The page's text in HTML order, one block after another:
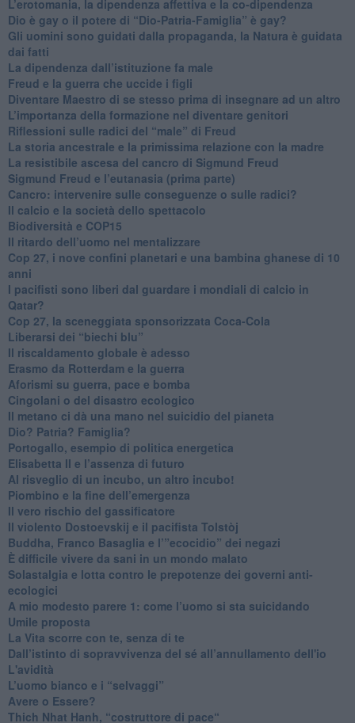
L’erotomania, la dipendenza affettiva e la co-dipendenza
​Dio è gay o il potere di “Dio-Patria-Famiglia” è gay?
​Gli uomini sono guidati dalla propaganda, la Natura è guidata
dai fatti
La dipendenza dall’istituzione fa male
​Freud e la guerra che uccide i figli
​Diventare Maestro di se stesso prima di insegnare ad un altro
L’importanza della formazione nel diventare genitori
Riflessioni sulle radici del “male” di Freud
​La storia ancestrale e la primissima relazione con la madre
​La resistibile ascesa del cancro di Sigmund Freud
Sigmund Freud e l’eutanasia (prima parte)
Cancro: intervenire sulle conseguenze o sulle radici?
​Il calcio e la società dello spettacolo
Biodiversità e COP15
​Il ritardo dell’uomo nel mentalizzare
​Cop 27, i nove confini planetari e una bambina ghanese di 10
anni
​I pacifisti sono liberi dal guardare i mondiali di calcio in
Qatar?
​Cop 27, la sceneggiata sponsorizzata Coca-Cola
​Liberarsi dei “biechi blu”
Il riscaldamento globale è adesso
​Erasmo da Rotterdam e la guerra
​Aforismi su guerra, pace e bomba
Cingolani o del disastro ecologico
​Il metano ci dà una mano nel suicidio del pianeta
​Dio? Patria? Famiglia?
Portogallo, esempio di politica energetica
​Elisabetta II e l’assenza di futuro
Al risveglio di un incubo, un altro incubo!
​Piombino e la fine dell’emergenza
​Il vero rischio del gassificatore
​Il violento Dostoevskij e il pacifista Tolstòj
​Buddha, Franco Basaglia e l’”ecocidio” dei negazi
​È difficile vivere da sani in un mondo malato
Solastalgia e lotta contro le prepotenze dei governi anti-
ecologici
​A mio modesto parere 1: come l’uomo si sta suicidando
​Umile proposta
​La Vita scorre con te, senza di te
​Dall’istinto di sopravvivenza del sé all’annullamento dell'io
L'avidità
​L’uomo bianco e i “selvaggi”
​Avere o Essere?
​Thich Nhat Hanh, “costruttore di pace“